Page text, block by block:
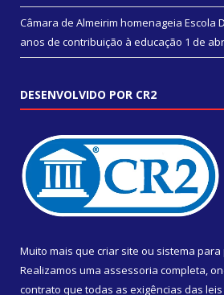
Câmara de Almeirim homenageia Escola
anos de contribuição à educação 1 de
DESENVOLVIDO POR CR2
Muito mais que criar site ou sistema
Realizamos uma assessoria completa,
contrato que todas as exigências das